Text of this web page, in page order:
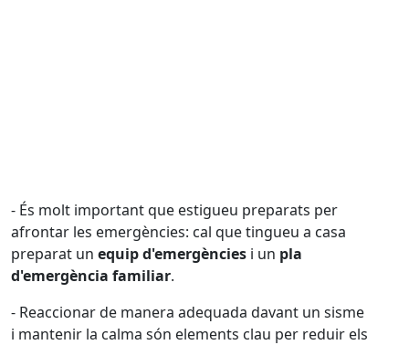
- És molt important que estigueu preparats per
afrontar les emergències: cal que tingueu a casa
preparat un equip d'emergències i un pla
d'emergència familiar.
- Reaccionar de manera adequada davant un sisme
i mantenir la calma són elements clau per reduir els